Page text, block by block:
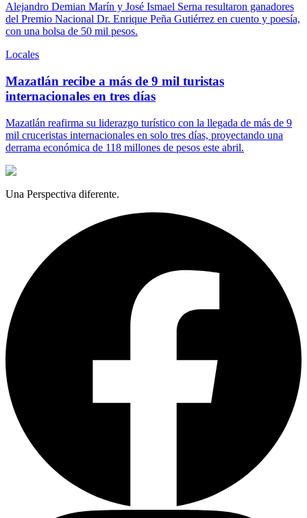
Alejandro Demian Marín y José Ismael Serna resultaron ganadores
del Premio Nacional Dr. Enrique Peña Gutiérrez en cuento y poesía,
con una bolsa de 50 mil pesos.
Locales
Mazatlán recibe a más de 9 mil turistas
internacionales en tres días
Mazatlán reafirma su liderazgo turístico con la llegada de más de 9
mil cruceristas internacionales en solo tres días, proyectando una
derrama económica de 118 millones de pesos este abril.
Una Perspectiva diferente.